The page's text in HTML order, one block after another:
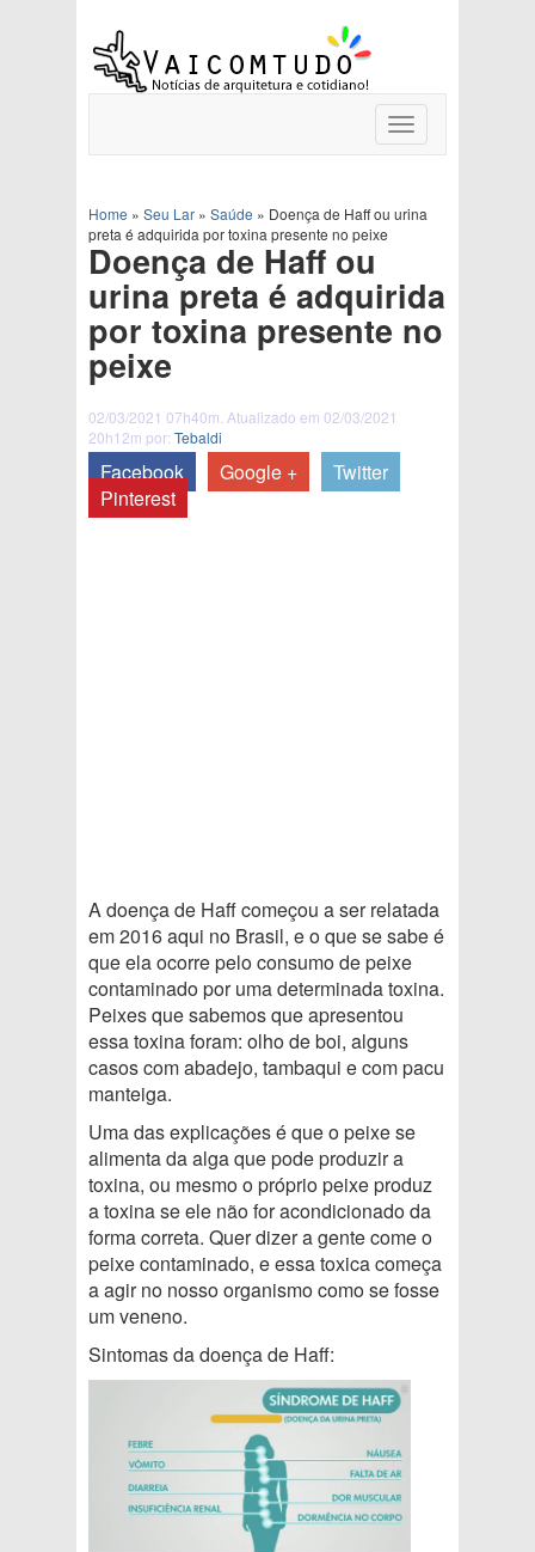
Toggle
navigation
Home » Seu Lar » Saúde » Doença de Haff ou urina
preta é adquirida por toxina presente no peixe
Doença de Haff ou
urina preta é adquirida
por toxina presente no
peixe
02/03/2021 07h40m. Atualizado em 02/03/2021
20h12m por: Tebaldi
Facebook Google +
Twitter
Pinterest
A doença de Haff começou a ser relatada
em 2016 aqui no Brasil, e o que se sabe é
que ela ocorre pelo consumo de peixe
contaminado por uma determinada toxina.
Peixes que sabemos que apresentou
essa toxina foram: olho de boi, alguns
casos com abadejo, tambaqui e com pacu
manteiga.
Uma das explicações é que o peixe se
alimenta da alga que pode produzir a
toxina, ou mesmo o próprio peixe produz
a toxina se ele não for acondicionado da
forma correta. Quer dizer a gente come o
peixe contaminado, e essa toxica começa
a agir no nosso organismo como se fosse
um veneno.
Sintomas da doença de Haff: